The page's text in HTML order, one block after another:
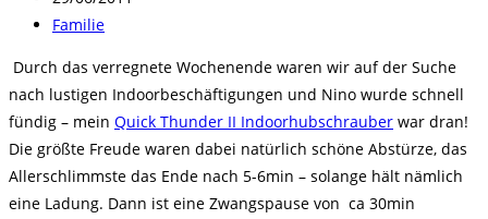
veröffentlicht:
Beitrags-
Familie
Durch das verregnete Wochenende waren wir auf der Suche
nach lustigen Indoorbeschäftigungen und Nino wurde schnell
fündig – mein Quick Thunder II Indoorhubschrauber war dran!
Die größte Freude waren dabei natürlich schöne Abstürze, das
Allerschlimmste das Ende nach 5-6min – solange hält nämlich
eine Ladung. Dann ist eine Zwangspause von ca 30min